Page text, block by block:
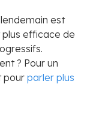
est
efficace de
? Pour un
pour parler plus